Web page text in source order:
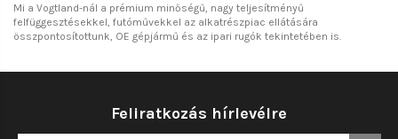
Mi a Vogtland-nál a prémium minőségű, nagy teljesítményű
felfüggesztésekkel, futóművekkel az alkatrészpiac ellátására
összpontosítottunk, OE gépjármű és az ipari rugók tekintetében is.
Feliratkozás hírlevélre